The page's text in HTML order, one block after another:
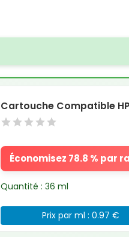
Cartouche Compatible
Économisez 78.8 % par
Quantité : 36 ml
Prix par ml : 0.97 €